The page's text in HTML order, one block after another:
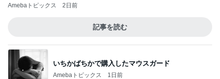
Amebaトピックス 2日前
記事を読む
いちかばちかで購入したマウスガード
Amebaトピックス 1日前